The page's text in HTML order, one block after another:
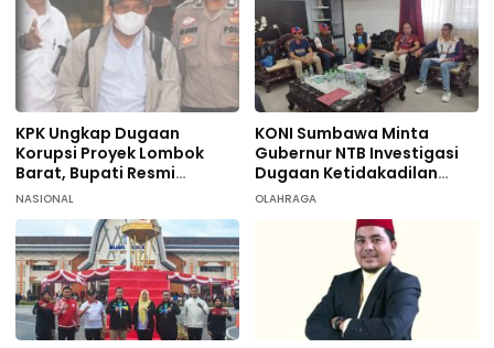
KPK Ungkap Dugaan
Korupsi Proyek Lombok
Barat, Bupati Resmi
Tersangka
NASIONAL
KONI Sumbawa Minta
Gubernur NTB Investigasi
Dugaan Ketidakadilan
terhadap 9 Atlet
OLAHRAGA